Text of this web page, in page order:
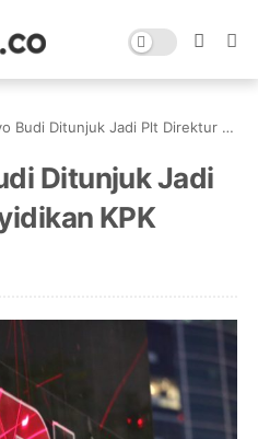
Ditunjuk Jadi Plt Direktur Penyidikan KPK
Ditunjuk Jadi
KPK